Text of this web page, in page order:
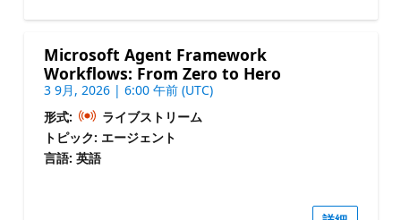
Microsoft Agent Framework
Workflows: From Zero to Hero
3 9月, 2026 | 6:00 午前 (UTC)
形式:
ライブストリーム
トピック: エージェント
言語: 英語